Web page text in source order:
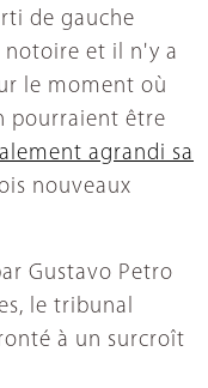
de gauche
et il n'y a
le moment où
pourraient être
agrandi sa
nouveaux
Gustavo Petro
le tribunal
à un surcroît